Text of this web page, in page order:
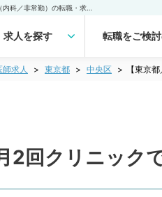
求人を探す 転職をご検
求人 東京都 中央区 【東京
2回クリニック